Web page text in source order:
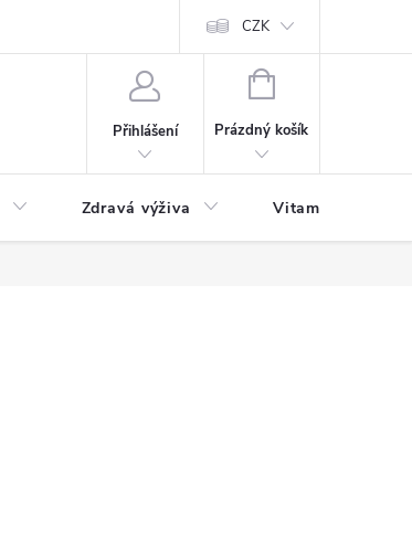
Formulář pro odstoupení od
CZK
Přihlášení
NÁKUPNÍ
Prázdný košík
Zdravá výživa Vitamíny a